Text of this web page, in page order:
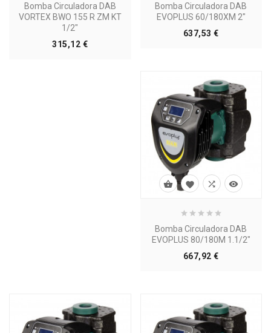
Bomba Circuladora DAB
VORTEX BWO 155 R ZM KT
1/2"
315,12 €Precio
Bomba Circuladora DAB
EVOPLUS 60/180XM 2"
637,53 €Precio
Bomba Circuladora DAB
EVOPLUS 80/180M 1.1/2"
667,92 €Precio
   